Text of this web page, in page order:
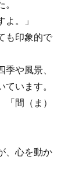
。」
も印象的で
や風景、
います。
間（ま）
、心を動か